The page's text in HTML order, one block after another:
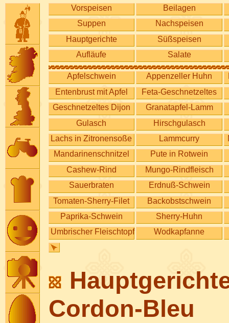
Vorspeisen
Beilagen
Suppen
Nachspeisen
Hauptgerichte
Süßspeisen
Aufläufe
Salate
Apfelschwein Appenzeller Huhn
Entenbrust mit Apfel
Feta-Geschnetzeltes
Geschnetzeltes Dijon
Granatapfel-Lamm
Gulasch
Hirschgulasch
Lachs in Zitronensoße
Lammcurry
Mandarinenschnitzel
Pute in Rotwein
Cashew-Rind
Mungo-Rindfleisch
Sauerbraten
Erdnuß-Schwein
Tomaten-Sherry-Filet
Backobstschwein
Paprika-Schwein
Sherry-Huhn
Umbrischer Fleischtopf
Wodkapfanne
Cordon-Bleu